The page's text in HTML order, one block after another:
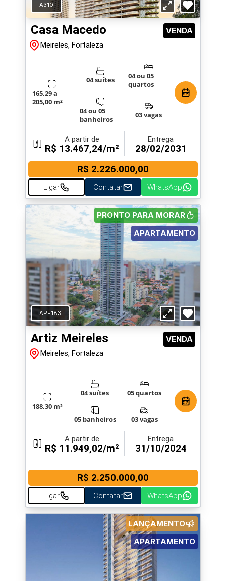
A310
Casa Macedo VENDA
Meireles, Fortaleza
165,29 a
205,00 m²
04 suítes
04 ou 05
quartos
04 ou 05
banheiros
03 vagas
A partir de
R$ 13.467,24/m²
Entrega
28/02/2031
R$ 2.226.000,00
Ligar Contatar WhatsApp
APE183
APARTAMENTO
PRONTO PARA MORAR
Artiz Meireles VENDA
Meireles, Fortaleza
188,30 m²
04 suítes 05 quartos
05 banheiros 03 vagas
A partir de
R$ 11.949,02/m²
Entrega
31/10/2024
R$ 2.250.000,00
Ligar Contatar WhatsApp
APARTAMENTO
LANÇAMENTO